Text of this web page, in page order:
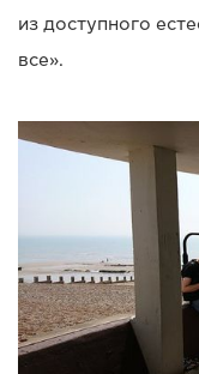
из доступного
все».